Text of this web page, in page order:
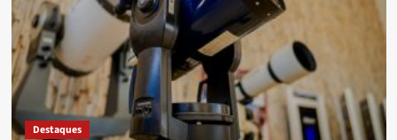
Destaques